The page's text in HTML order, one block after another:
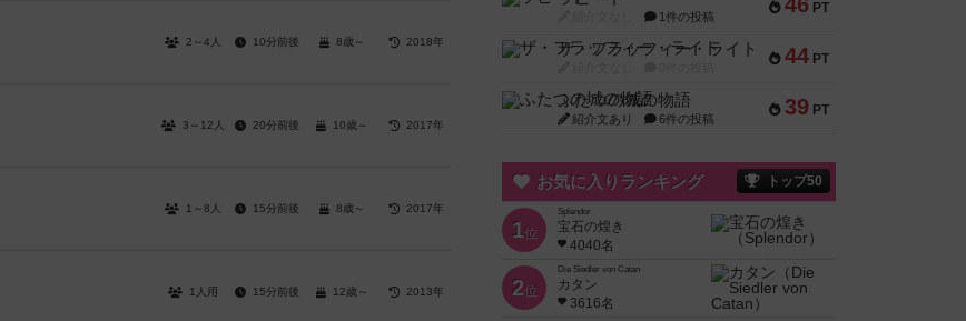
2～4人 10分前後 8歳～ 2018年
3～12人 20分前後 10歳～ 2017年
1～8人 15分前後 8歳～ 2017年
1人用 15分前後 12歳～ 2013年
PT
1件の投稿
44 PT
ザ・フラッフィー・ライト
39 PT
ふたつの城の物語
紹介文あり 6件の投稿
お気に入りランキング トップ50
1位
Splendor
宝石の煌き
4040名
2位
Die Siedler von Catan
カタン
3616名